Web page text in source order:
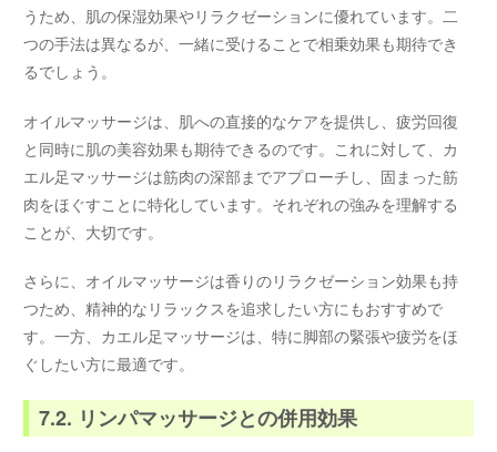
うため、肌の保湿効果やリラクゼーションに優れています。二
つの手法は異なるが、一緒に受けることで相乗効果も期待でき
るでしょう。
オイルマッサージは、肌への直接的なケアを提供し、疲労回復
と同時に肌の美容効果も期待できるのです。これに対して、カ
エル足マッサージは筋肉の深部までアプローチし、固まった筋
肉をほぐすことに特化しています。それぞれの強みを理解する
ことが、大切です。
さらに、オイルマッサージは香りのリラクゼーション効果も持
つため、精神的なリラックスを追求したい方にもおすすめで
す。一方、カエル足マッサージは、特に脚部の緊張や疲労をほ
ぐしたい方に最適です。
7.2. リンパマッサージとの併用効果